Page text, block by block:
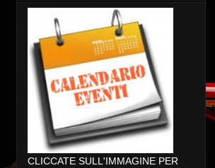
CLICCATE SULL'IMMAGINE PER